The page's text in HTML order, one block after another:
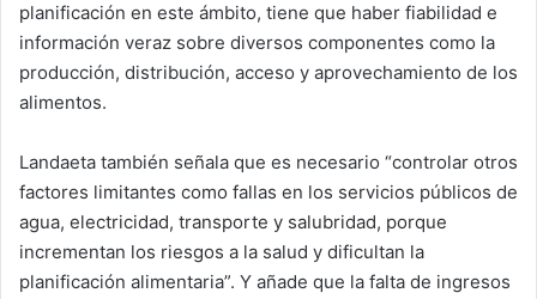
planificación en este ámbito, tiene que haber fiabilidad e
información veraz sobre diversos componentes como la
producción, distribución, acceso y aprovechamiento de los
alimentos.
Landaeta también señala que es necesario “controlar otros
factores limitantes como fallas en los servicios públicos de
agua, electricidad, transporte y salubridad, porque
incrementan los riesgos a la salud y dificultan la
planificación alimentaria”. Y añade que la falta de ingresos